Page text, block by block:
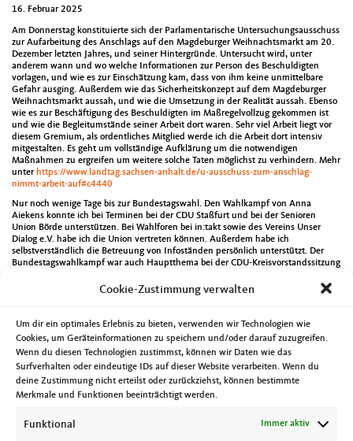
Cookie-Zustimmung verwalten
Um dir ein optimales Erlebnis zu bieten, verwenden wir Technologien wie
Cookies, um Geräteinformationen zu speichern und/oder darauf zuzugreifen.
Wenn du diesen Technologien zustimmst, können wir Daten wie das
Surfverhalten oder eindeutige IDs auf dieser Website verarbeiten. Wenn du
deine Zustimmung nicht erteilst oder zurückziehst, können bestimmte
Merkmale und Funktionen beeinträchtigt werden.
Funktional Immer aktiv
16. Februar 2025
Am Donnerstag konstituierte sich der Parlamentarische Untersuchungsausschuss
zur Aufarbeitung des Anschlags auf den Magdeburger Weihnachtsmarkt am 20.
Dezember letzten Jahres, und seiner Hintergründe. Untersucht wird, unter
anderem wann und wo welche Informationen zur Person des Beschuldigten
vorlagen, und wie es zur Einschätzung kam, dass von ihm keine unmittelbare
Gefahr ausging. Außerdem wie das Sicherheitskonzept auf dem Magdeburger
Weihnachtsmarkt aussah, und wie die Umsetzung in der Realität aussah. Ebenso
wie es zur Beschäftigung des Beschuldigten im Maßregelvollzug gekommen ist
und wie die Begleitumstände seiner Arbeit dort waren. Sehr viel Arbeit liegt vor
diesem Gremium, als ordentliches Mitglied werde ich die Arbeit dort intensiv
mitgestalten. Es geht um vollständige Aufklärung um die notwendigen
Maßnahmen zu ergreifen um weitere solche Taten möglichst zu verhindern. Mehr
unter https://www.landtag.sachsen-anhalt.de/u-ausschuss-zum-anschlag-
nimmt-arbeit-auf#c4440
Nur noch wenige Tage bis zur Bundestagswahl. Den Wahlkampf von Anna
Aiekens konnte ich bei Terminen bei der CDU Staßfurt und bei der Senioren
Union Börde unterstützen. Bei Wahlforen bei in:takt sowie des Vereins Unser
Dialog e.V. habe ich die Union vertreten können. Außerdem habe ich
selbstverständlich die Betreuung von Infoständen persönlich unterstützt. Der
Bundestagswahlkampf war auch Hauptthema bei der CDU-Kreisvorstandssitzung
eines Interviews die aktuelle politische Lage.
dabei als fast 11 Millionen Euro Fördermittel an die Otto-von-Guericke
Universität übergeben worden. Eine wichtige Stärkung des Forschungsstandort
Magdeburg. Am gleichen Tag tagte die CDU/FDP-Stadtratsfraktion und eine sehr
sehenswerte Fotoausstellung im Allee-Center wurde eröffnet.
Die Gremien der CDU-Landtagsfraktion tagten am Dienstag. Am folgenden Tag
hatte ich die Gelegenheit die Neujahrsempfang der Frauen Union Sachsen-
Anhalt, mit ihrer Vorsitzenden Dr. Christiane Diehl, zu begleiten. Dort gab es
und dem bekannten ehemaligen CDU-Bundestagsabgeordneten Ruprecht